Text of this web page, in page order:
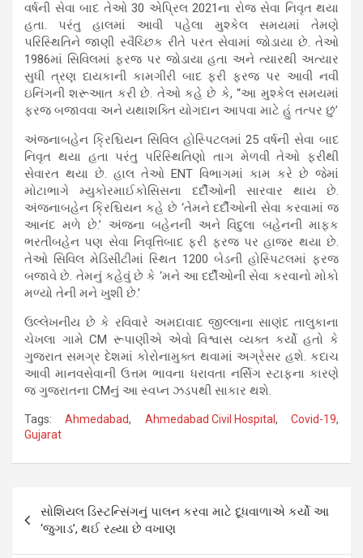
વર્ષની સેવા બાદ તેઓ 30 એપ્રિલ 2021ના રોજ સેવા નિવૃત થયા
હતા. પરંતુ હાલમાં આવી પહેલા મુશ્કેલ સમયમાં તેમણે
પરિસ્થિતિને જાણી સ્વૈચ્છિક રીતે પરત સેવામાં જોડાયા છે. તેઓ
1986માં સિવિલમાં ફરજ પર જોડાયા હતા અને ત્યારથી અત્યાર
સુધી ત્રણ દાયકાની કામગીરી બાદ ફરી ફરજ પર આવી નવી
ઇનિંગની શરૂઆત કરી છે. તેઓ કહે છે કે, “આ મુશ્કેલ સમયમાં
ફરજ બજાવવા અને યથાશક્તિ યોગદાન આપવા માટે હું તત્પર છું’
અંજનાબહેન ક્રિશ્ચિયન સિવિલ હોસ્પિટલમાં 25 વર્ષની સેવા બાદ
નિવૃત થયા હતા પરંતુ પરિસ્થિતિણો તાગ મેળવી તેઓ ફરીથી
સેવારત થયા છે. હાલ તેઓ ENT વિભાગમાં કામ કરે છે જેમાં
મોટાભાગે મ્યુકોરમાઈકોસિસના દર્દીઓની સારવાર થાય છે.
અંજનાબહેન ક્રિશ્ચિયન કહે છે ‘તેમને દર્દીઓની સેવા કરવામાં જ
આનંદ મળે છે.’ અંજના બહેનની અને વિદુલા બહેનની માફક
ભરતીબહેન પણ સેવા નિવૃત્તિબાદ ફરી ફરજ પર હાજર થયા છે.
તેઓ સિવિલ મેડિસીટીમાં સ્થિત 1200 બેડની હોસ્પિટલમાં ફરજ
બજાવે છે. તેમનું કહેવું છે કે ‘મને આ દર્દીઓની સેવા કરવાનો મોકો
મળ્યો તેની મને ખુશી છે.’
ઉલ્લેખનીય છે કે રવિવારે અમદાવાદ જીલ્લાના સાણંદ તાલુકાના
ચેખલા ગામે CM રૂપાણીએ એવો વિશ્વાસ વ્યક્ત કર્યો હતો કે
ગુજરાત સમગ્ર દેશમાં કોરોનામુક્ત થવામાં અગ્રેસર હશે. કદાચ
આવી માનવસેવાની ઉત્તમ ભાવના ધરાવતા નર્સિગ સ્ટાફના કારણે
જ ગુજરાતના CMનું આ સ્વપ્ન ઝડપથી સાકાર થશે.
Tags: Ahmedabad, Ahmedabad Civil Hospital ,Covid-19,
Gujarat
Post
navigation
સોશિયલ ડિસ્ટન્સિંગનું પાલન કરવા માટે દૂધવાળાએ કર્યો આ
‘જુગાડ’, થઈ રહ્યા છે વખાણ